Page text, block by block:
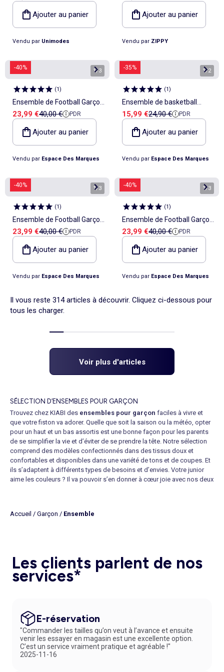
motif Ajouter au panier
Vendu par Unimodes
Ajouter au panier
Vendu par ZIPPY
-40% 1/3
(1)
Ensemble de Football Garçon
Kappa
Prix de vente
23,99 €Prix de référence
40,00 € PDR
Ajouter au panier
Vendu par Espace Des Marques
-35% 1/2
(1)
Ensemble de basketball
Enfant Sport Zone
Prix de vente
15,99 €Prix de référence
24,90 € PDR
Ajouter au panier
Vendu par Espace Des Marques
-40% 1/3
(1)
Ensemble de Football Garçon
Kappa
Prix de vente
23,99 €Prix de référence
40,00 € PDR
Ajouter au panier
Vendu par Espace Des Marques
-40% 1/3
(1)
Ensemble de Football Garçon
Kappa
Prix de vente
23,99 €Prix de référence
40,00 € PDR
Ajouter au panier
Vendu par Espace Des Marques
Il vous reste 314 articles à découvrir. Cliquez ci-dessous pour
tous les charger.
Voir plus d'articles
SÉLECTION D’ENSEMBLES POUR GARÇON
Trouvez chez KIABI des ensembles pour garçon faciles à vivre et
que votre fiston va adorer. Quelle que soit la saison ou la météo, opter
pour un haut et un bas assortis est une bonne façon pour les parents
de se simplifier la vie et d’éviter de se prendre la tête. Notre sélection
comprend des modèles confectionnés dans des tissus doux et
confortables et disponibles dans une variété de tons et de coupes. Et
ils s’adaptent à différents types de besoins et d’envies. Votre junior
aime les couleurs ? Il va pouvoir s’en donner à cœur joie avec nos deux
pourrez ainsi profiter de prix encore plus abordables tout en vous
différents styles dans des tailles allant de 3 à 12 ans, selon les
options. Préférez les tenues à manches courtes, comme les
ensembles t-shirt bermuda, lorsque la météo est favorable, ceux
sans manches par grosse chaleur et adoptez les manches longues
sur « Ajouter au panier ». Votre sélection sera alors sauvegardée dans
votre panier pendant 15 jours. Vous avez aussi la possibilité de
réserver sur le site de KIABI pour ensuite essayer et payer en magasin.
Vivez la mode à votre image !
LES DERNIÈRES TENDANCES EN ENSEMBLES POUR GARÇON
Accueil / Garçon / Ensemble
Les clients parlent de nos
services*
E-réservation
"Commander les tailles qu’on veut à l’avance et ensuite
venir les essayer en magasin est une excellente option.
C’est un service vraiment pratique et agréable !"
2025-11-16